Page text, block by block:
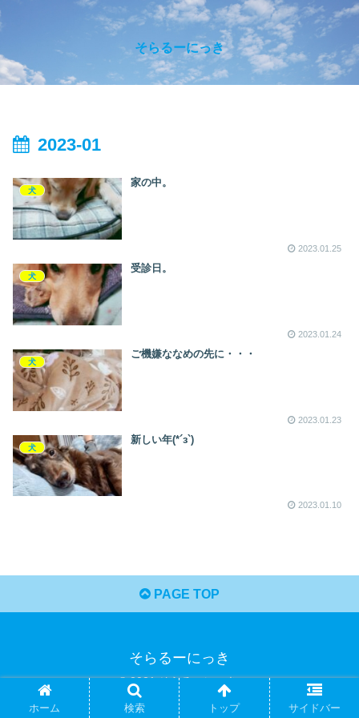
そらるーにっき
2023-01
犬
家の中。
2023.01.25
犬
受診日。
2023.01.24
犬
ご機嫌ななめの先に・・・
2023.01.23
犬
新しい年(*´з`)
2023.01.10
PAGE TOP
そらるーにっき
© 2021 そらるーにっき.
ホーム 検索 トップ サイドバー